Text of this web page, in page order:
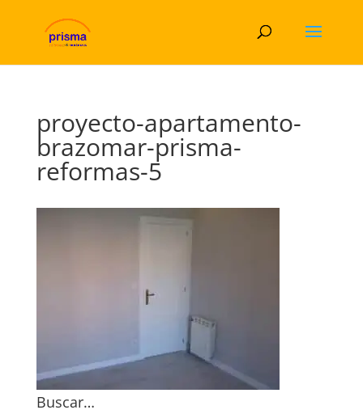
proyecto-apartamento-
brazomar-prisma-
reformas-5
Buscar…